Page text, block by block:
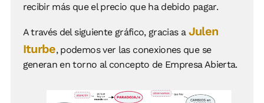
recibir más que el precio que ha debido pagar.
A través del siguiente gráfico, gracias a Julen
Iturbe, podemos ver las conexiones que se
generan en torno al concepto de Empresa Abierta.